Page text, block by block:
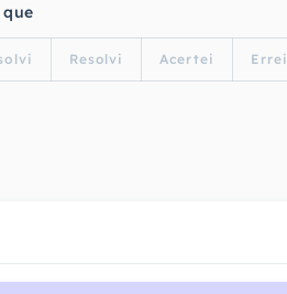
que
Resolvi Acertei Errei